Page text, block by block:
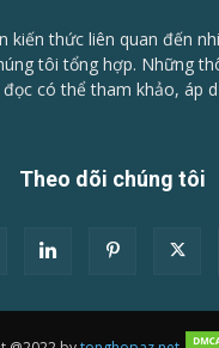
kiến thức liên quan đến
tôi tổng hợp. Những
có thể tham khảo, áp
Theo dõi chúng tôi